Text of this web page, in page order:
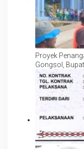
Proyek
Gongsol,
Kenyamanan